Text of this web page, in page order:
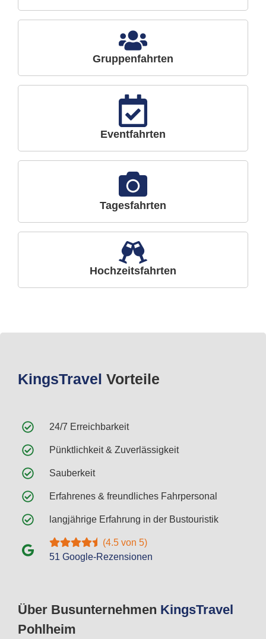
Gruppenfahrten
Eventfahrten
Tagesfahrten
Hochzeitsfahrten
Über Busunternehmen KingsTravel
Pohlheim
KingsTravel Vorteile
24/7 Erreichbarkeit
Pünktlichkeit & Zuverlässigkeit
Sauberkeit
Erfahrenes & freundliches Fahrpersonal
langjährige Erfahrung in der Bustouristik
(4.5 von 5)
51 Google-Rezensionen